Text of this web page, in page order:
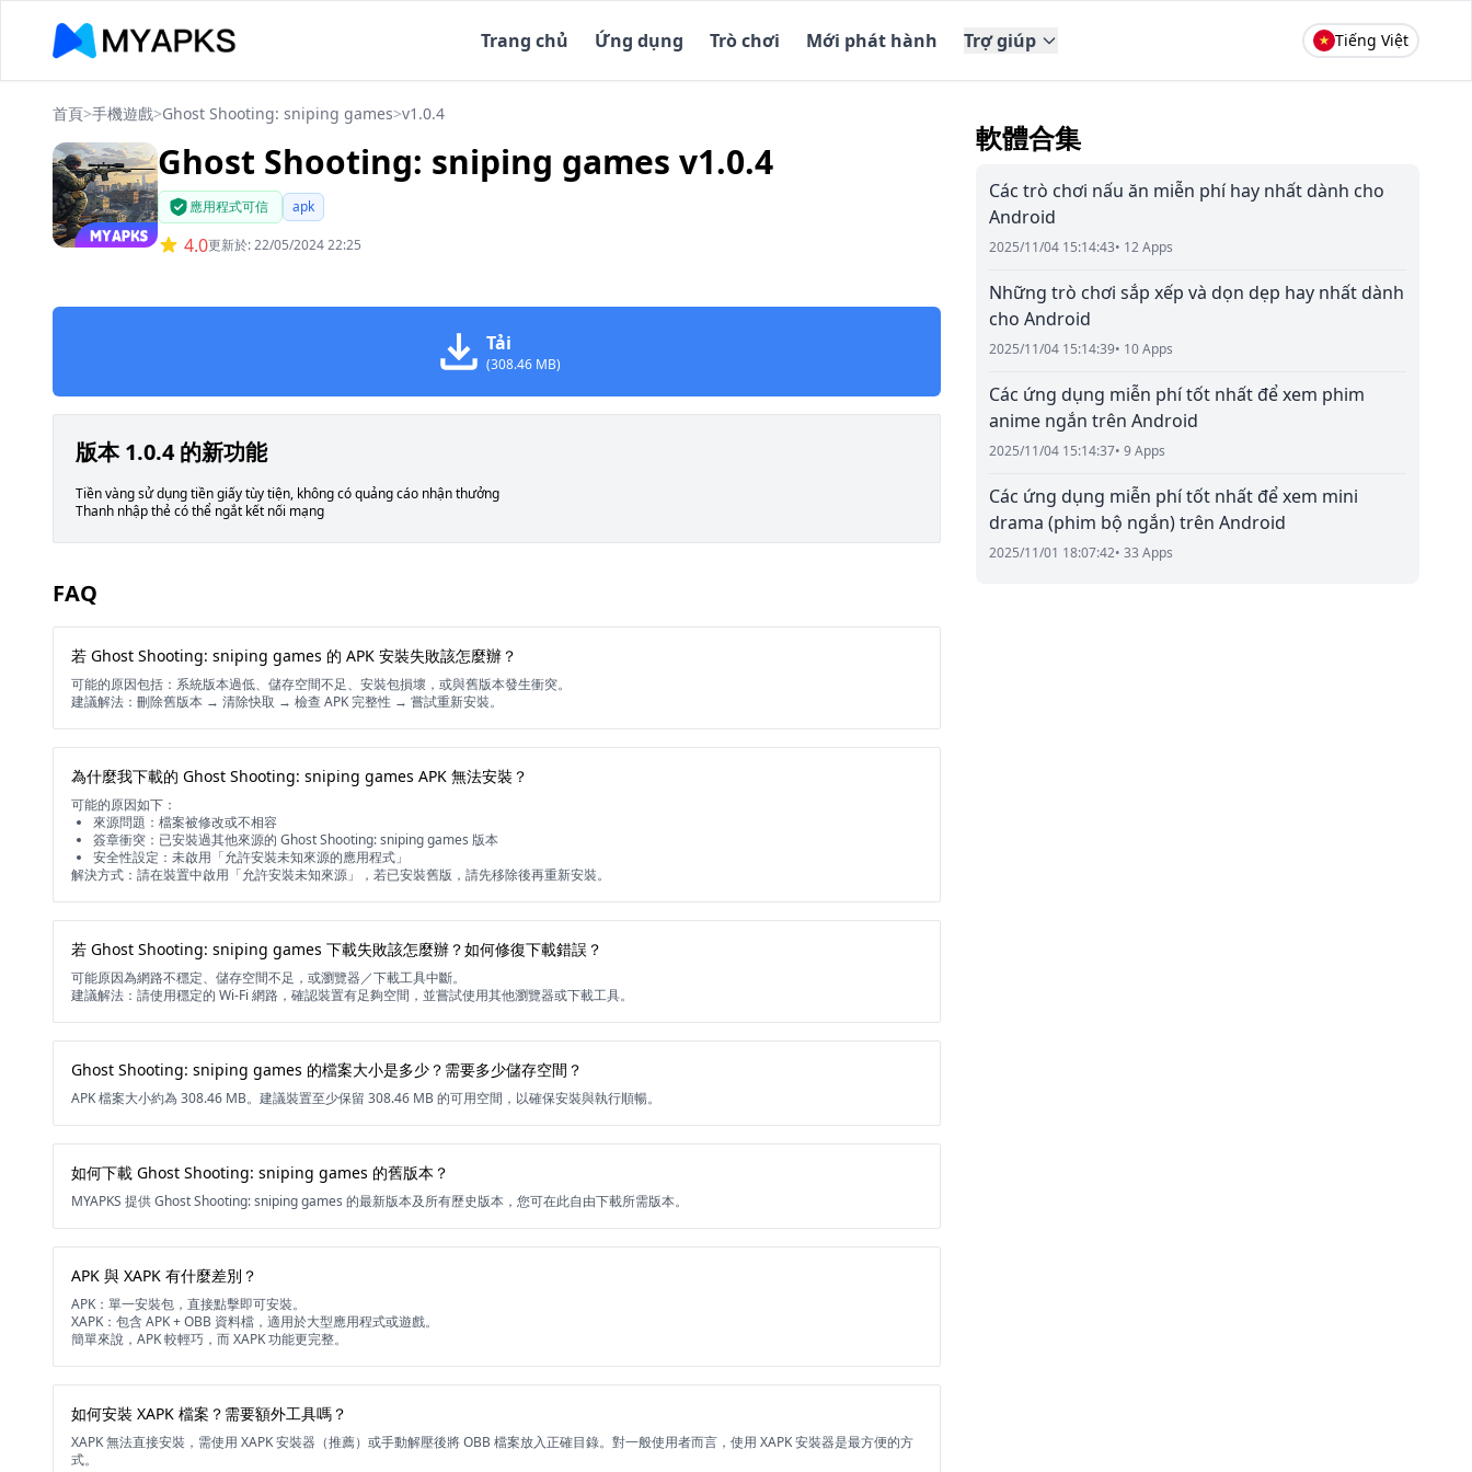
Trang chủ Ứng dụng Trò chơi Mới phát hành Trợ giúp Tiếng Việt
首頁>手機遊戲>Ghost Shooting: sniping games>v1.0.4
Ghost Shooting: sniping games v1.0.4
應用程式可信 apk
4.0更新於: 22/05/2024 22:25
Tải
(308.46 MB)
版本 1.0.4 的新功能
Tiền vàng sử dụng tiền giấy tùy tiện, không có quảng cáo nhận thưởng
Thanh nhập thẻ có thể ngắt kết nối mạng
FAQ
若 Ghost Shooting: sniping games 的 APK 安裝失敗該怎麼辦？
可能的原因包括：系統版本過低、儲存空間不足、安裝包損壞，或與舊版本發生衝突。
建議解法：刪除舊版本 → 清除快取 → 檢查 APK 完整性 → 嘗試重新安裝。
為什麼我下載的 Ghost Shooting: sniping games APK 無法安裝？
可能的原因如下：
來源問題：檔案被修改或不相容
簽章衝突：已安裝過其他來源的 Ghost Shooting: sniping games 版本
安全性設定：未啟用「允許安裝未知來源的應用程式」
解決方式：請在裝置中啟用「允許安裝未知來源」，若已安裝舊版，請先移除後再重新安裝。
若 Ghost Shooting: sniping games 下載失敗該怎麼辦？如何修復下載錯誤？
可能原因為網路不穩定、儲存空間不足，或瀏覽器／下載工具中斷。
建議解法：請使用穩定的 Wi-Fi 網路，確認裝置有足夠空間，並嘗試使用其他瀏覽器或下載工具。
Ghost Shooting: sniping games 的檔案大小是多少？需要多少儲存空間？
APK 檔案大小約為 308.46 MB。建議裝置至少保留 308.46 MB 的可用空間，以確保安裝與執行順暢。
如何下載 Ghost Shooting: sniping games 的舊版本？
MYAPKS 提供 Ghost Shooting: sniping games 的最新版本及所有歷史版本，您可在此自由下載所需版本。
APK 與 XAPK 有什麼差別？
APK：單一安裝包，直接點擊即可安裝。
XAPK：包含 APK + OBB 資料檔，適用於大型應用程式或遊戲。
簡單來說，APK 較輕巧，而 XAPK 功能更完整。
如何安裝 XAPK 檔案？需要額外工具嗎？
XAPK 無法直接安裝，需使用 XAPK 安裝器（推薦）或手動解壓後將 OBB 檔案放入正確目錄。對一般使用者而言，使用 XAPK 安裝器是最方便的方
式。
軟體合集
Các trò chơi nấu ăn miễn phí hay nhất dành cho
Android
2025/11/04 15:14:43• 12 Apps
Những trò chơi sắp xếp và dọn dẹp hay nhất dành
cho Android
2025/11/04 15:14:39• 10 Apps
Các ứng dụng miễn phí tốt nhất để xem phim
anime ngắn trên Android
2025/11/04 15:14:37• 9 Apps
Các ứng dụng miễn phí tốt nhất để xem mini
drama (phim bộ ngắn) trên Android
2025/11/01 18:07:42• 33 Apps